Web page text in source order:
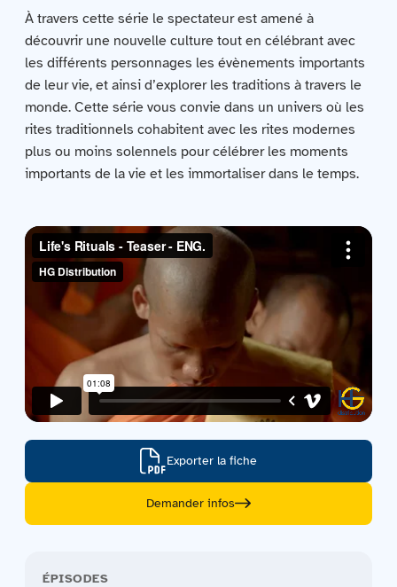
À travers cette série le spectateur est amené à
découvrir une nouvelle culture tout en célébrant avec
les différents personnages les évènements importants
de leur vie, et ainsi d’explorer les traditions à travers le
monde. Cette série vous convie dans un univers où les
rites traditionnels cohabitent avec les rites modernes
plus ou moins solennels pour célébrer les moments
importants de la vie et les immortaliser dans le temps.
Exporter la fiche
Demander infos
ÉPISODES